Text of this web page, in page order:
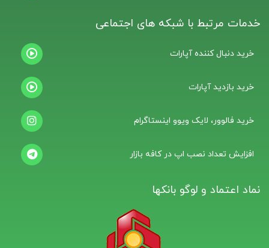
خدمات مرتبط با شبکه های اجتماعی
خرید دنبال کننده آپارات
خرید بازدید آپارات
خرید فالوور، لایک ویوو اینستاگرام
افزایش تعداد نصب اپ در کافه بازار
نماد اعتماد و لوگو بانکها